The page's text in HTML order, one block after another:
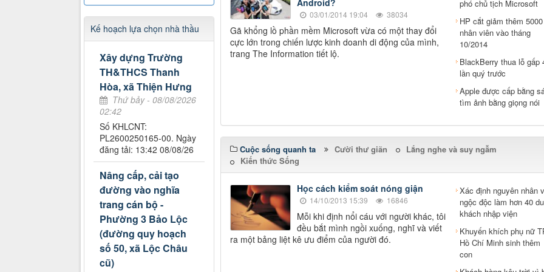
03/01/2014 19:04 38034
Gã khổng lồ phần mềm Microsoft vừa có một thay đổi
cực lớn trong chiến lược kinh doanh di động của mình,
trang The Information tiết lộ.
phó chủ tịch Microsoft
HP cắt giảm thêm 5000
nhân viên vào tháng
10/2014
BlackBerry thua lỗ gấp
lần quý trước
Apple được cấp bằng
tìm ảnh bằng giọng nói
Cuộc sống quanh ta Cười thư giãn
Lắng nghe và suy ngẫm
Kiến thức Sống
Học cách kiểm soát nóng giận
14/10/2013 15:39 16846
Mỗi khi định nổi cáu với người khác, tôi
đều bắt mình ngồi xuống, nghĩ và viết
ra một bảng liệt kê ưu điểm của người đó.
Xác định nguyên nhân
ngộc độc làm hơn 40 du
khách nhập viện
Khuyến khích phụ nữ
Hồ Chí Minh sinh thêm
con
Kế hoạch lựa chọn nhà thầu
Xây dựng Trường
TH&THCS Thanh
Hòa, xã Thiện Hưng
Thứ bảy - 08/08/2026
02:42
Số KHLCNT:
PL2600250165-00. Ngày
đăng tải: 13:42 08/08/26
Nâng cấp, cải tạo
đường vào nghĩa
trang cán bộ -
Phường 3 Bảo Lộc
(đường quy hoạch
số 50, xã Lộc Châu
cũ)